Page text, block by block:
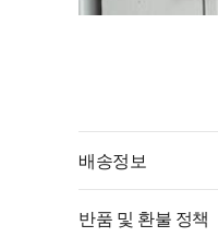
배송정보
반품 및 환불 정책